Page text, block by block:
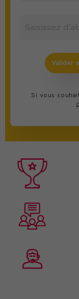
Valider
Si vous